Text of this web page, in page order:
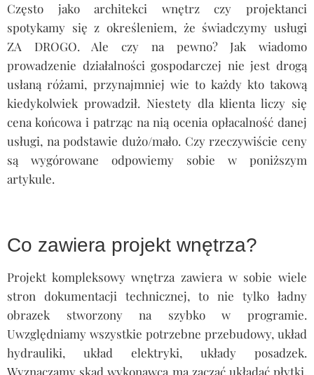
Często jako architekci wnętrz czy projektanci
spotykamy się z określeniem, że świadczymy usługi
ZA DROGO. Ale czy na pewno? Jak wiadomo
prowadzenie działalności gospodarczej nie jest drogą
usłaną różami, przynajmniej wie to każdy kto takową
kiedykolwiek prowadził. Niestety dla klienta liczy się
cena końcowa i patrząc na nią ocenia opłacalność danej
usługi, na podstawie dużo/mało. Czy rzeczywiście ceny
są wygórowane odpowiemy sobie w poniższym
artykule.
Co zawiera projekt wnętrza?
Projekt kompleksowy wnętrza zawiera w sobie wiele
stron dokumentacji technicznej, to nie tylko ładny
obrazek stworzony na szybko w programie.
Uwzględniamy wszystkie potrzebne przebudowy, układ
hydrauliki, układ elektryki, układy posadzek.
Wyznaczamy skąd wykonawca ma zacząć układać płytki,